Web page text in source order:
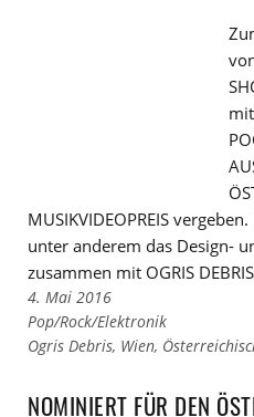
mit
MUSIKVIDEOPREIS
unter anderem das Design-
zusammen mit OGRIS
4. Mai 2016
Links
zu
Kategorien
Pop/Rock/Elektronik
Links
den
Ogris Debris, Wien,
NOMINIERT FÜR DEN